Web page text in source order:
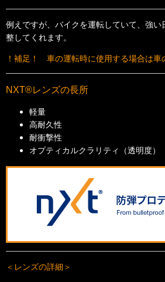
例えですが、バイクを運転していて、強
整してくれます。
！補足！ 車の運転時に使用する場合は車
NXT®レンズの長所
軽量
高耐久性
耐衝撃性
オプティカルクラリティ（透明度）
＜レンズの詳細＞